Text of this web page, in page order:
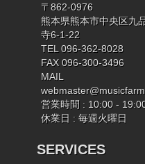
〒862-0976
熊本県熊本市中央区九
寺6-1-22
TEL 096-362-8028
FAX 096-300-3496
MAIL
営業時間 : 10:00 -
休業日 : 毎週火曜日
SERVICES